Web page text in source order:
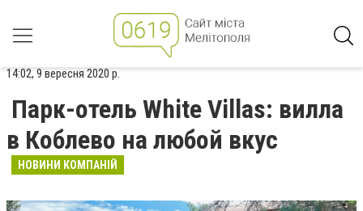
14:02, 9 вересня 2020 р.
Парк-отель White Villas: вилла
в Коблево на любой вкус
НОВИНИ КОМПАНІЙ